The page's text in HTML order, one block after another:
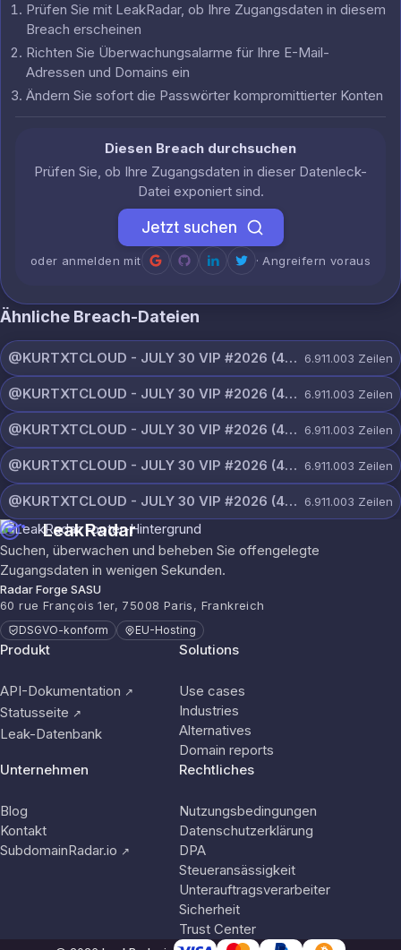
Prüfen Sie mit LeakRadar, ob Ihre Zugangsdaten in diesem
Breach erscheinen
Richten Sie Überwachungsalarme für Ihre E-Mail-
Adressen und Domains ein
Ändern Sie sofort die Passwörter kompromittierter Konten
Diesen Breach durchsuchen
Prüfen Sie, ob Ihre Zugangsdaten in dieser Datenleck-
Datei exponiert sind.
Jetzt suchen
oder anmelden mit · Angreifern voraus
Ähnliche Breach-Dateien
@KURTXTCLOUD - JULY 30 VIP #2026 (44).txt 6.911.003 Zeilen
@KURTXTCLOUD - JULY 30 VIP #2026 (43).txt 6.911.003 Zeilen
@KURTXTCLOUD - JULY 30 VIP #2026 (42).txt 6.911.003 Zeilen
@KURTXTCLOUD - JULY 30 VIP #2026 (41).txt 6.911.003 Zeilen
@KURTXTCLOUD - JULY 30 VIP #2026 (40).txt 6.911.003 Zeilen
LeakRadar
Suchen, überwachen und beheben Sie offengelegte
Zugangsdaten in wenigen Sekunden.
Radar Forge SASU
60 rue François 1er, 75008 Paris, Frankreich
DSGVO-konform EU-Hosting
Produkt
API-Dokumentation ↗
Statusseite ↗
Leak-Datenbank
Solutions
Use cases
Industries
Alternatives
Domain reports
Unternehmen
Blog
Kontakt
SubdomainRadar.io ↗
Rechtliches
Nutzungsbedingungen
Datenschutzerklärung
DPA
Steueransässigkeit
Unterauftragsverarbeiter
Sicherheit
Trust Center